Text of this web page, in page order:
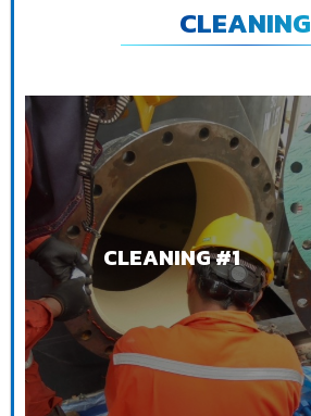
CLEANING
CLEANING #1